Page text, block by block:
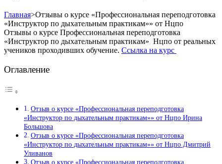
Главная>Отзывы о курсе «Профессиональная переподготовка
«Инструктор по дыхательным практикам»» от Нцпо
Отзывы о курсе Профессиональная переподготовка
«Инструктор по дыхательным практикам» Нцпо от реальных
учеников проходивших обучение. Ссылка на курс
Оглавление
Отзыв о курсе «Профессиональная переподготовка
«Инструктор по дыхательным практикам»» от Нцпо Ирина
Большова
Отзыв о курсе «Профессиональная переподготовка
«Инструктор по дыхательным практикам»» от Нцпо Дмитрий
Уливанов
Отзыв о курсе «Профессиональная переподготовка